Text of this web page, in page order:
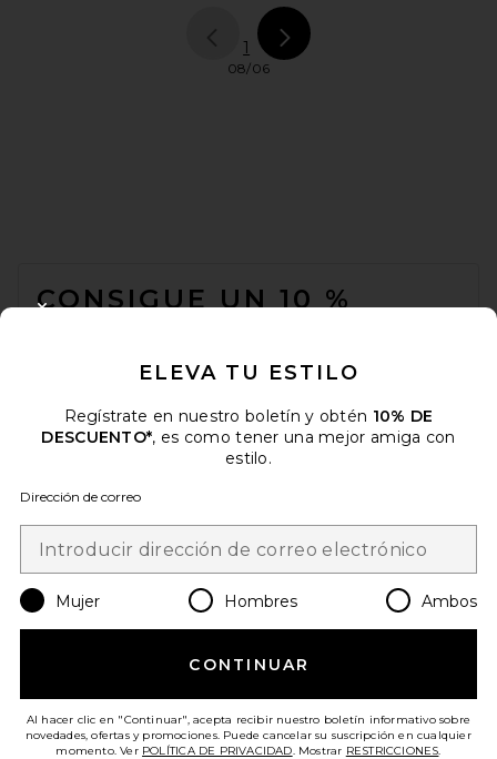
page
1 of 1, currently selected
08/06
CONSIGUE UN 10 %
Cuando se suscribe a nuestro boletín enviando su correo
privacidad
Change Country Regions
es USD
Haz una breve encuesta sobre la visita de hoy.¡Vamos!
ELEVA TU ESTILO
Regístrate en nuestro boletín y obtén 10% DE
DESCUENTO*, es como tener una mejor amiga con
estilo.
Dirección de correo
Mujer Hombres Ambos
CONTINUAR
Al hacer clic en "Continuar", acepta recibir nuestro boletín informativo sobre
novedades, ofertas y promociones. Puede cancelar su suscripción en cualquier
momento. Ver POLÍTICA DE PRIVACIDAD. Mostrar RESTRICCIONES.